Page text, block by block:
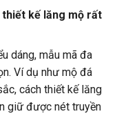
thiết kế lăng mộ rất
dáng, mẫu mã đa
Ví dụ như mộ đá
cách thiết kế lăng
giữ được nét truyền